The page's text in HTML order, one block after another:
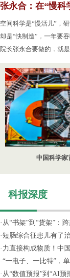
张永合：在“慢科
空间科学是“慢活儿”，
却是“快制造”，一年要
院长张永合要做的，就
中国科学家
科报深度
· 从“书架”到“货架”：
· 短肠综合征患儿有了
· 力直接构成物质！中
·“一电子、一比特”，
· 从“数值预报”到“AI预